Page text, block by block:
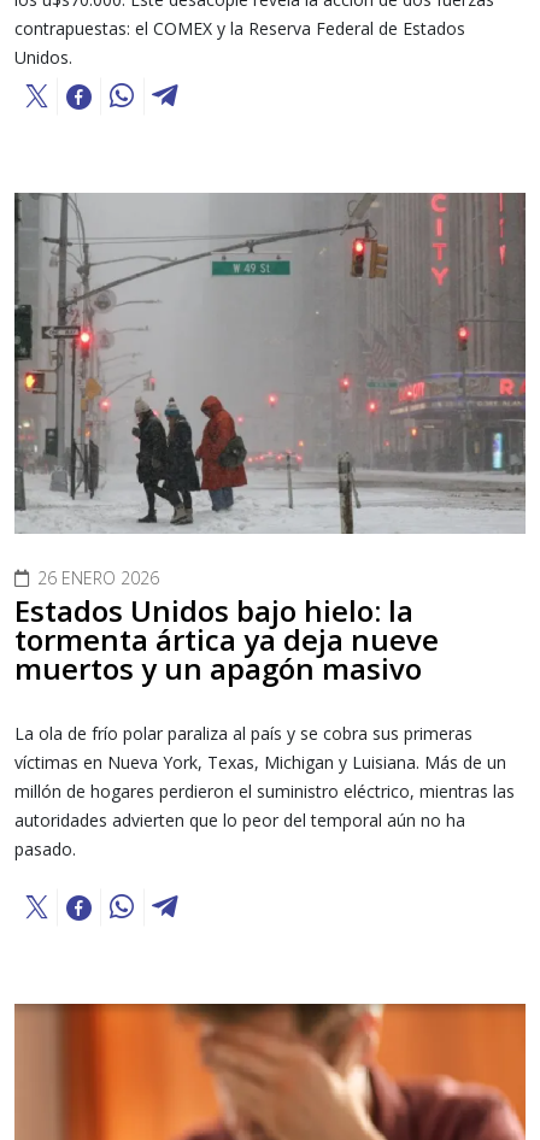
contrapuestas: el COMEX y la Reserva Federal de Estados
Unidos.
26 ENERO 2026
Estados Unidos bajo hielo: la
tormenta ártica ya deja nueve
muertos y un apagón masivo
La ola de frío polar paraliza al país y se cobra sus primeras
víctimas en Nueva York, Texas, Michigan y Luisiana. Más de un
millón de hogares perdieron el suministro eléctrico, mientras las
autoridades advierten que lo peor del temporal aún no ha
pasado.